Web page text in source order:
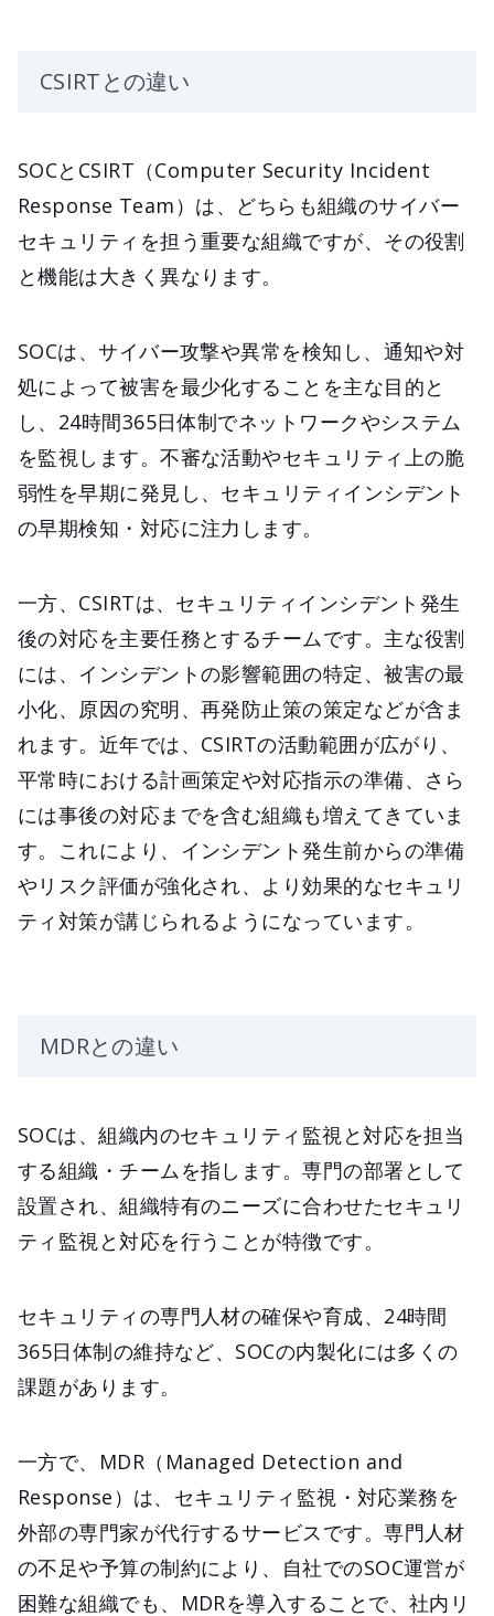
CSIRTとの違い
SOCとCSIRT（Computer Security Incident
Response Team）は、どちらも組織のサイバー
セキュリティを担う重要な組織ですが、その役割
と機能は大きく異なります。
SOCは、サイバー攻撃や異常を検知し、通知や対
処によって被害を最少化することを主な目的と
し、24時間365日体制でネットワークやシステム
を監視します。不審な活動やセキュリティ上の脆
弱性を早期に発見し、セキュリティインシデント
の早期検知・対応に注力します。
一方、CSIRTは、セキュリティインシデント発生
後の対応を主要任務とするチームです。主な役割
には、インシデントの影響範囲の特定、被害の最
小化、原因の究明、再発防止策の策定などが含ま
れます。近年では、CSIRTの活動範囲が広がり、
平常時における計画策定や対応指示の準備、さら
には事後の対応までを含む組織も増えてきていま
す。これにより、インシデント発生前からの準備
やリスク評価が強化され、より効果的なセキュリ
ティ対策が講じられるようになっています。
MDRとの違い
SOCは、組織内のセキュリティ監視と対応を担当
する組織・チームを指します。専門の部署として
設置され、組織特有のニーズに合わせたセキュリ
ティ監視と対応を行うことが特徴です。
セキュリティの専門人材の確保や育成、24時間
365日体制の維持など、SOCの内製化には多くの
課題があります。
一方で、MDR（Managed Detection and
Response）は、セキュリティ監視・対応業務を
外部の専門家が代行するサービスです。専門人材
の不足や予算の制約により、自社でのSOC運営が
困難な組織でも、MDRを導入することで、社内リ